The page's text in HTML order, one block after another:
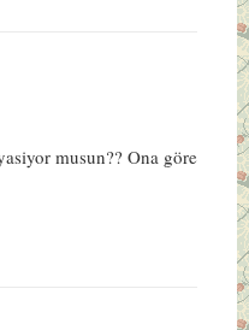
musun?? Ona göre